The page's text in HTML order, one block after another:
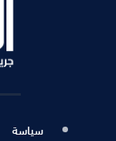
سياسة